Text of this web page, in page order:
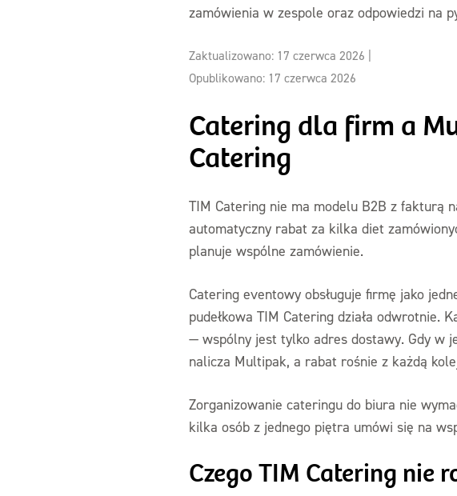
zamówienia w zespole oraz odpowiedzi na
Zaktualizowano: 17 czerwca 2026
Opublikowano: 17 czerwca 2026
Catering dla firm a
Catering
TIM Catering nie ma modelu B2B z fakturą
automatyczny rabat za kilka diet
planuje wspólne zamówienie.
Catering eventowy obsługuje firmę jako
pudełkowa TIM Catering działa odwrotnie.
— wspólny jest tylko adres dostawy. Gdy w
nalicza Multipak, a rabat rośnie z każdą
Zorganizowanie cateringu do biura nie
kilka osób z jednego piętra umówi się na
Czego TIM Catering nie